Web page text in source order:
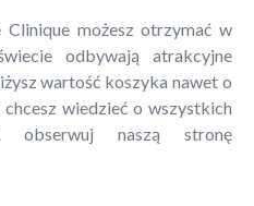
możesz otrzymać w
odbywają atrakcyjne
wartość koszyka nawet o
wiedzieć o wszystkich
obserwuj naszą stronę